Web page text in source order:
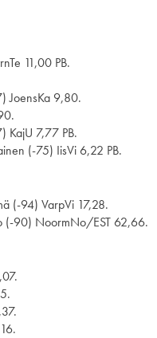
11,00 PB.
JoensKa 9,80.
KajU 7,77 PB.
(-75) IisVi 6,22 PB.
(-94) VarpVi 17,28.
(-90) NoormNo/EST 62,66.